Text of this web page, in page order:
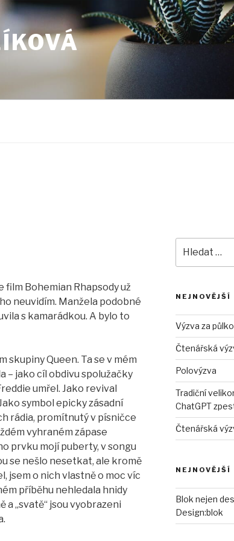
film Bohemian Rhapsody už
neuvidím. Manžela podobné
s kamarádkou. A bylo to
skupiny Queen. Ta se v mém
– jako cíl obdivu spolužačky
umřel. Jako revival
symbol epicky zásadní
rádia, promítnutý v písničce
vyhraném zápase
prvku mojí puberty, v songu
se nešlo nesetkat, ale kromě
jsem o nich vlastně o moc víc
příběhu nehledala hnidy
„svatě“ jsou vyobrazeni
NEJNOVĚJŠÍ
Výzva za
Čtenářská
Polovýzva
Tradiční
ChatGPT
Čtenářská
Blok nejen
Design:blok